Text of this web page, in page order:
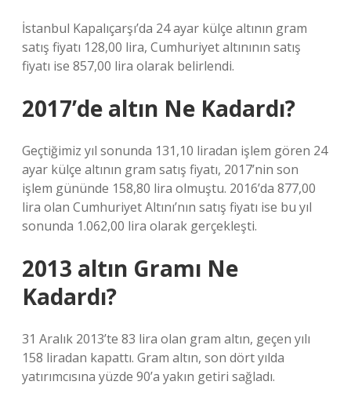
İstanbul Kapalıçarşı’da 24 ayar külçe altının gram
satış fiyatı 128,00 lira, Cumhuriyet altınının satış
fiyatı ise 857,00 lira olarak belirlendi.
2017’de altın Ne Kadardı?
Geçtiğimiz yıl sonunda 131,10 liradan işlem gören 24
ayar külçe altının gram satış fiyatı, 2017’nin son
işlem gününde 158,80 lira olmuştu. 2016’da 877,00
lira olan Cumhuriyet Altını’nın satış fiyatı ise bu yıl
sonunda 1.062,00 lira olarak gerçekleşti.
2013 altın Gramı Ne
Kadardı?
31 Aralık 2013’te 83 lira olan gram altın, geçen yılı
158 liradan kapattı. Gram altın, son dört yılda
yatırımcısına yüzde 90’a yakın getiri sağladı.